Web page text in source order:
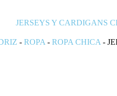
JERSEYS Y CARDIGANS
- ROPA - ROPA CHICA -